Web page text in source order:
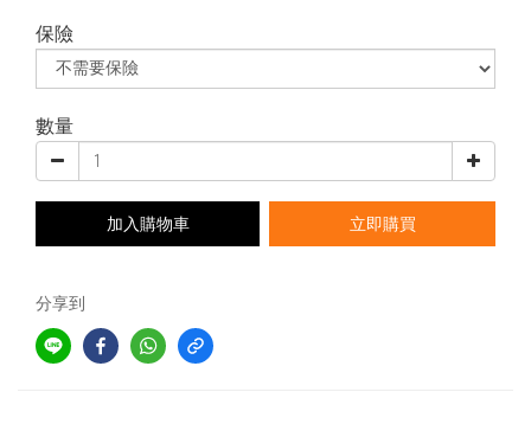
保險
數量
加入購物車 立即購買
分享到